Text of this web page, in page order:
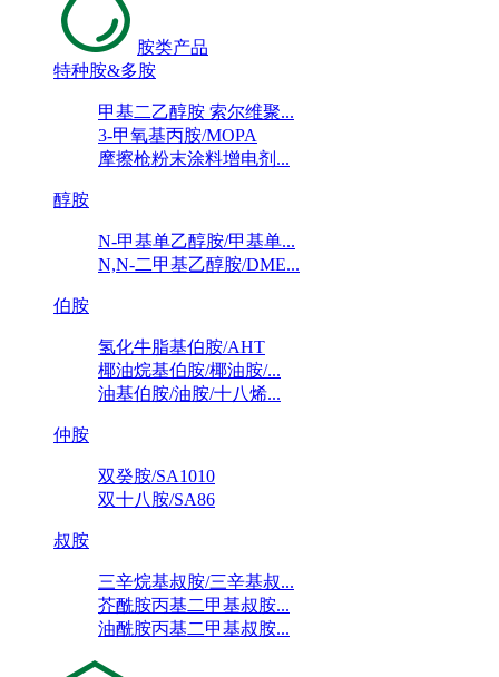
胺类产品
特种胺&多胺
甲基二乙醇胺 索尔维聚...
3-甲氧基丙胺/MOPA
摩擦枪粉末涂料增电剂...
醇胺
N-甲基单乙醇胺/甲基单...
N,N-二甲基乙醇胺/DME...
伯胺
氢化牛脂基伯胺/AHT
椰油烷基伯胺/椰油胺/...
油基伯胺/油胺/十八烯...
仲胺
双癸胺/SA1010
双十八胺/SA86
叔胺
三辛烷基叔胺/三辛基叔...
芥酰胺丙基二甲基叔胺...
油酰胺丙基二甲基叔胺...